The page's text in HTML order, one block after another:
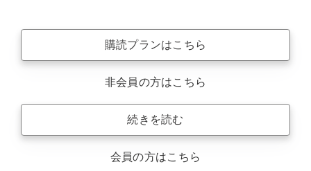
購読プランはこちら
非会員の方はこちら
続きを読む
会員の方はこちら